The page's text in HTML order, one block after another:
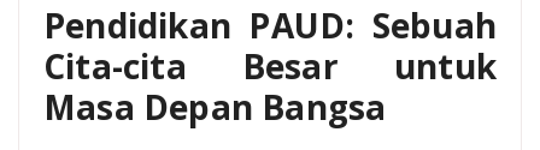
Pendidikan PAUD: Sebuah
Cita-cita Besar untuk
Masa Depan Bangsa